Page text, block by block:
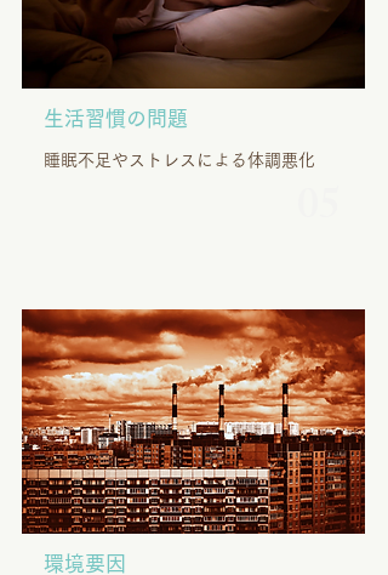
生活習慣の問題
睡眠不足やストレスによる体調悪化​​
環境要因